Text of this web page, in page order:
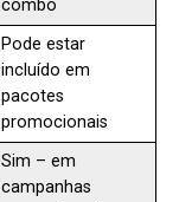
combo
Pode estar
incluído em
pacotes
promocionais
Sim – em
campanhas